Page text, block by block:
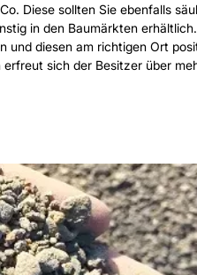
Diese sollten Sie ebenfalls
in den Baumärkten
und diesen am richtigen Ort
sich der Besitzer über